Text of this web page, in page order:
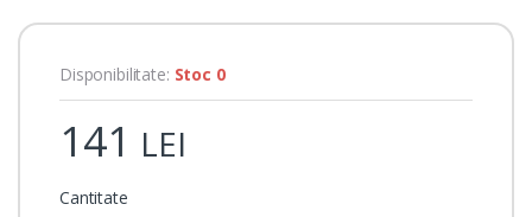
Disponibilitate: Stoc 0
141 LEI
Cantitate